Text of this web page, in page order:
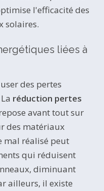
l'efficacité des
solaires.
liées à
des pertes
réduction pertes
avant tout sur
des matériaux
mal réalisé peut
qui réduisent
diminuant
ailleurs, il existe